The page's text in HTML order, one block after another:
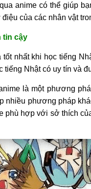
anime có thể giúp
của các nhân vật
tin cậy
nhất khi học tiếng
tiếng Nhật có uy tín và
là một phương
nhiều phương pháp
phù hợp với sở thích